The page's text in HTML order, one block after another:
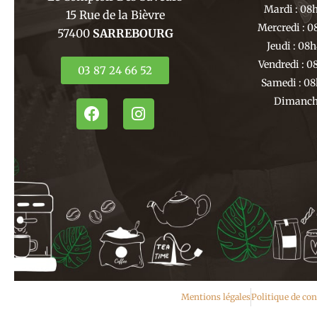
15 Rue de la Bièvre
57400 SARREBOURG
03 87 24 66 52
F
a
k
I
n
m
Mardi :
Mercredi :
Jeudi :
Vendredi :
Samedi :
Mentions légalesPolitique de